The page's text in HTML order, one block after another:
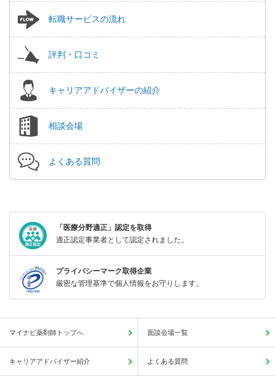
転職サービスの流れ
評判・口コミ
キャリアアドバイザーの紹介
相談会場
よくある質問
「医療分野適正」認定を取得
適正認定事業者として認定されました。
プライバシーマーク取得企業
厳密な管理基準で個人情報をお守りします。
マイナビ薬剤師トップへ 面談会場一覧
キャリアアドバイザー紹介 よくある質問